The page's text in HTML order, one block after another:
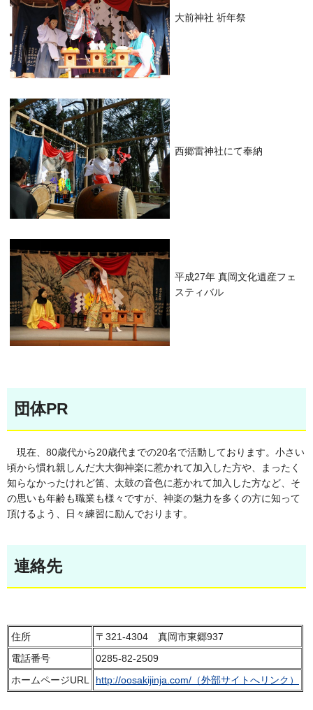
大前神社 祈年祭
西郷雷神社にて奉納
平成27年 真岡文化遺産フェ
スティバル
団体PR
現在、80歳代から20歳代までの20名で活動しております。小さい
頃から慣れ親しんだ大大御神楽に惹かれて加入した方や、まったく
知らなかったけれど笛、太鼓の音色に惹かれて加入した方など、そ
の思いも年齢も職業も様々ですが、神楽の魅力を多くの方に知って
頂けるよう、日々練習に励んでおります。
連絡先
住所
〒321-4304 真岡市東郷937
電話番号
0285-82-2509
ホームページURL
http://oosakijinja.com/（外部サイトへリンク）